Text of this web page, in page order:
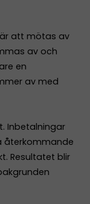
att mötas av
av och
en
av med
Inbetalningar
återkommande
Resultatet blir